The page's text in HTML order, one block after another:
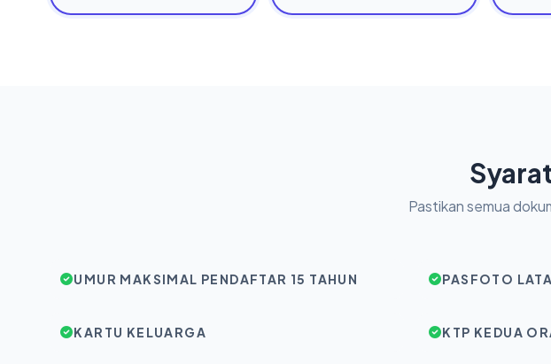
Pastikan semua
UMUR MAKSIMAL PENDAFTAR 15 TAHUN PASFOTO
KARTU KELUARGA KTP KEDUA